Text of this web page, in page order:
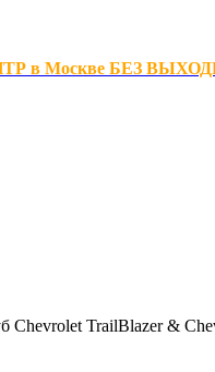
Москве БЕЗ ВЫХОДНЫХ
Chevrolet TrailBlazer &